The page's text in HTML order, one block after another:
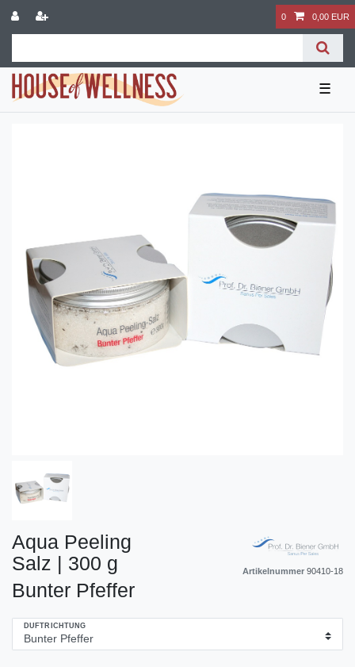
0 0,00 EUR
☰
Aqua Peeling
Salz | 300 g
Bunter Pfeffer
Artikelnummer 90410-18
DUFTRICHTUNG